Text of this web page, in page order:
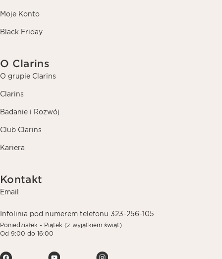
Moje Konto
Black Friday
O Clarins
O grupie Clarins
Clarins
Badanie i Rozwój
Club Clarins
Kariera
Kontakt
Email
Infolinia pod numerem telefonu 323-256-105
Poniedziałek - Piątek (z wyjątkiem świąt)
Od 9:00 do 16:00